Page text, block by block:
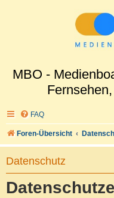
MBO -
FAQ
Foren-Übersicht
Datenschutz